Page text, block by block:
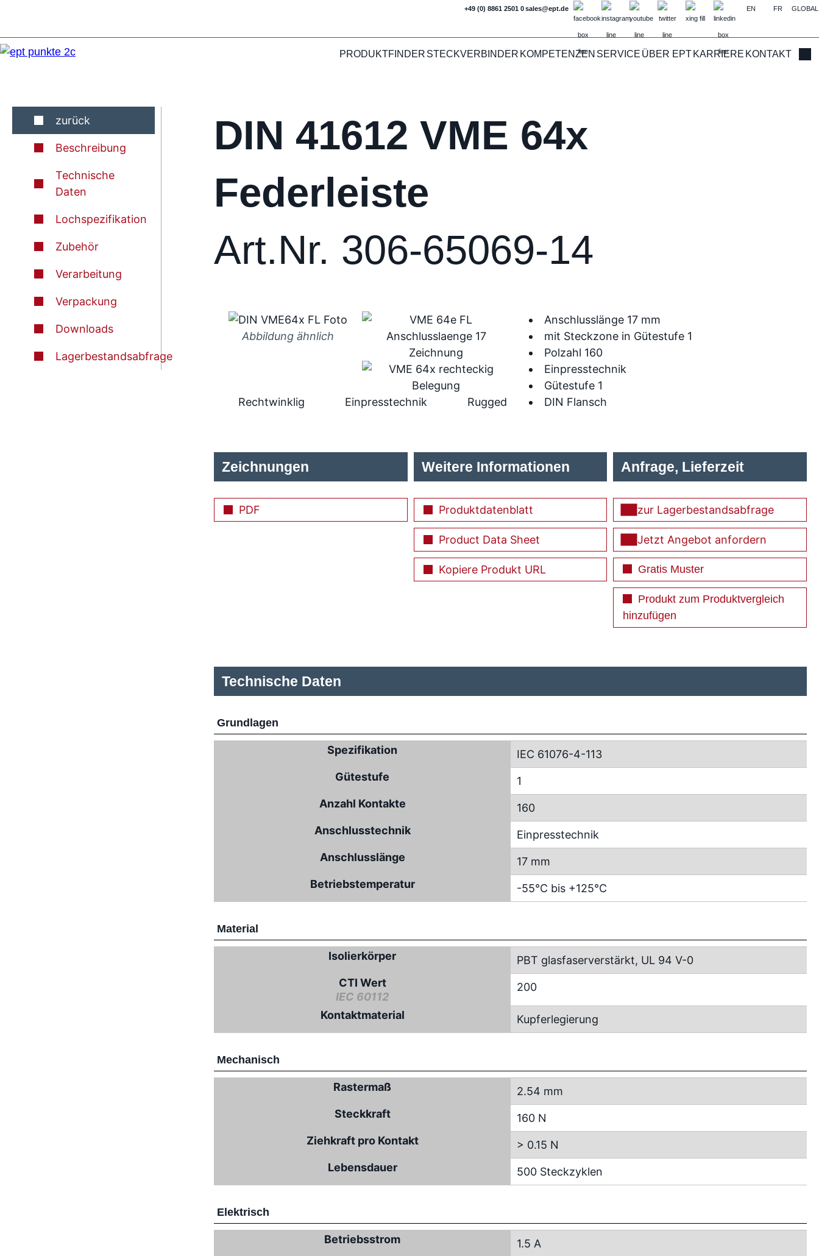
+49 (0) 8861 2501 0sales@ept.de EN FR GLOBAL
PRODUKTFINDER STECKVERBINDER KOMPETENZEN SERVICE ÜBER EPTKARRIERE KONTAKT
zurück
Beschreibung
Technische
Daten
Lochspezifikation
Zubehör
Verarbeitung
Verpackung
Downloads
Lagerbestandsabfrage
DIN 41612 VME 64x
Federleiste
Art.Nr. 306-65069-14
Abbildung ähnlich
Anschlusslänge 17 mm
mit Steckzone in Gütestufe 1
Polzahl 160
Einpresstechnik
Gütestufe 1
DIN Flansch
Rechtwinklig Einpresstechnik Rugged
Zeichnungen
PDF
Weitere Informationen
Produktdatenblatt
Product Data Sheet
Kopiere Produkt URL
Anfrage, Lieferzeit
zur Lagerbestandsabfrage
Jetzt Angebot anfordern
Gratis Muster
Produkt zum Produktvergleich
hinzufügen
Technische Daten
Grundlagen
Spezifikation
IEC 61076-4-113
Gütestufe
1
Anzahl Kontakte
160
Anschlusstechnik
Einpresstechnik
Anschlusslänge
17 mm
Betriebstemperatur
-55°C bis +125°C
Material
Isolierkörper
PBT glasfaserverstärkt, UL 94 V-0
CTI Wert
IEC 60112
200
Kontaktmaterial Kupferlegierung
Mechanisch
Rastermaß
2.54 mm
Steckkraft
160 N
Ziehkraft pro Kontakt
> 0.15 N
Lebensdauer
500 Steckzyklen
Elektrisch
Betriebsstrom
1.5 A